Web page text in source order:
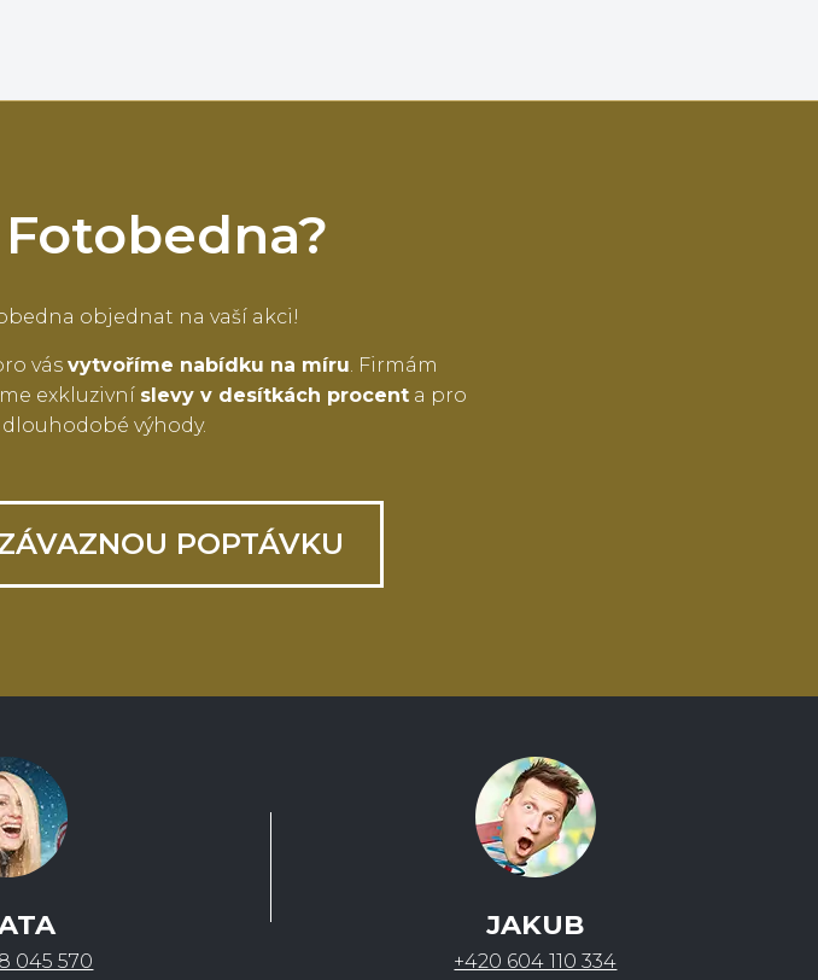
objednat na vaší akci!
vás vytvoříme nabídku na míru. Firmám
exkluzivní slevy v desítkách procenta pro
výhody.
POPTÁVKU
045 570
JAKUB
+420 604 110 334